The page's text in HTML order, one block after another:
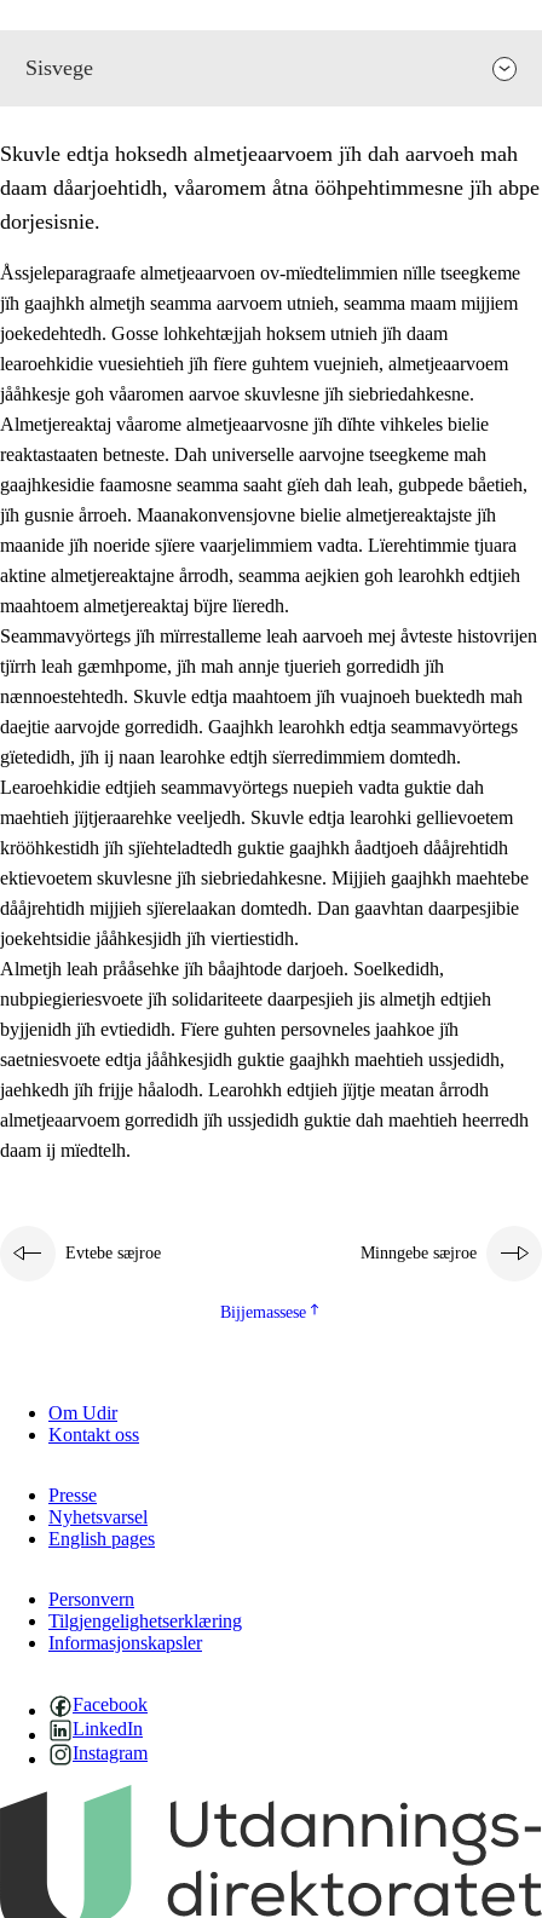
Sisvege
1. Lïerehtimmien aarvoevåarome
1.1 Almetjeaarvoe
1.2 Identiteete jïh kulturellen gellievoete
1.3 Laejhtehks ussjedimmie jïh etihkeles vuajnoe
1.4
Skaepiedimmievoeteaavoe, eadtjohkevoete jïh
goerehtimmievæljoe
1.5 Eatnemem krööhkestidh jïh byjresegoerkesevoete
1.6 Demokratije jïh meatanårrome
Skuvle edtja hoksedh almetjeaarvoem jïh dah aarvoeh mah
daam dåarjoehtidh, våaromem åtna ööhpehtimmesne jïh abpe
dorjesisnie.
Åssjeleparagraafe almetjeaarvoen ov-mïedtelimmien nïlle tseegkeme
jïh gaajhkh almetjh seamma aarvoem utnieh, seamma maam mijjiem
joekedehtedh. Gosse lohkehtæjjah hoksem utnieh jïh daam
learoehkidie vuesiehtieh jïh fïere guhtem vuejnieh, almetjeaarvoem
jååhkesje goh våaromen aarvoe skuvlesne jïh siebriedahkesne.
Almetjereaktaj våarome almetjeaarvosne jïh dïhte vihkeles bielie
reaktastaaten betneste. Dah universelle aarvojne tseegkeme mah
gaajhkesidie faamosne seamma saaht gïeh dah leah, gubpede båetieh,
jïh gusnie årroeh. Maanakonvensjovne bielie almetjereaktajste jïh
maanide jïh noeride sjïere vaarjelimmiem vadta. Lïerehtimmie tjuara
aktine almetjereaktajne årrodh, seamma aejkien goh learohkh edtjieh
maahtoem almetjereaktaj bïjre lïeredh.
Seammavyörtegs jïh mïrrestalleme leah aarvoeh mej åvteste histovrijen
tjïrrh leah gæmhpome, jïh mah annje tjuerieh gorredidh jïh
nænnoestehtedh. Skuvle edtja maahtoem jïh vuajnoeh buektedh mah
daejtie aarvojde gorredidh. Gaajhkh learohkh edtja seammavyörtegs
gïetedidh, jïh ij naan learohke edtjh sïerredimmiem domtedh.
Learoehkidie edtjieh seammavyörtegs nuepieh vadta guktie dah
maehtieh jïjtjeraarehke veeljedh. Skuvle edtja learohki gellievoetem
krööhkestidh jïh sjïehteladtedh guktie gaajhkh åadtjoeh dååjrehtidh
ektievoetem skuvlesne jïh siebriedahkesne. Mijjieh gaajhkh maehtebe
dååjrehtidh mijjieh sjïerelaakan domtedh. Dan gaavhtan daarpesjibie
joekehtsidie jååhkesjidh jïh viertiestidh.
Almetjh leah prååsehke jïh båajhtode darjoeh. Soelkedidh,
nubpiegieriesvoete jïh solidariteete daarpesjieh jis almetjh edtjieh
byjjenidh jïh evtiedidh. Fïere guhten persovneles jaahkoe jïh
saetniesvoete edtja jååhkesjidh guktie gaajhkh maehtieh ussjedidh,
jaehkedh jïh frijje håalodh. Learohkh edtjieh jïjtje meatan årrodh
almetjeaarvoem gorredidh jïh ussjedidh guktie dah maehtieh heerredh
daam ij mïedtelh.
Evtebe sæjroe Minngebe sæjroe
Bijjemassese
Om Udir
Kontakt oss
Presse
Nyhetsvarsel
English pages
Personvern
Tilgjengelighetserklæring
Informasjonskapsler
Facebook
LinkedIn
Instagram